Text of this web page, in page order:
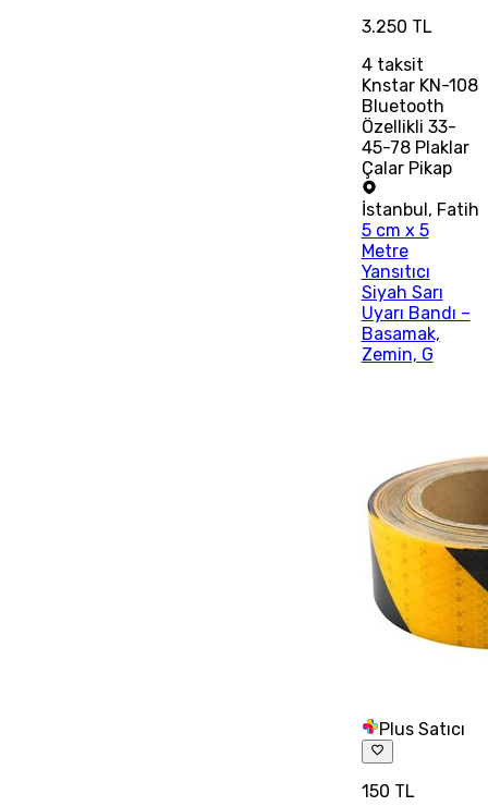
3.250 TL
4taksit
Knstar KN-108
Bluetooth
Özellikli 33-
45-78 Plaklar
Çalar Pikap
İstanbul, Fatih
5 cm x 5
Metre
Yansıtıcı
Siyah Sarı
Uyarı Bandı –
Basamak,
Zemin, G
Plus Satıcı
150 TL